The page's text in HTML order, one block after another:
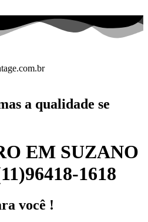
a qualidade se
EM SUZANO
1618
você !